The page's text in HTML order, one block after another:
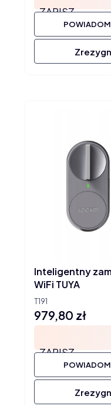
ZAPISZ
T191
Inteligentny
WiFi TUYA
Cena
979,80 zł
ZAPISZ